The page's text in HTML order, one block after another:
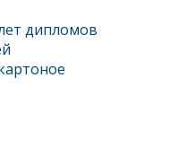
дипломов